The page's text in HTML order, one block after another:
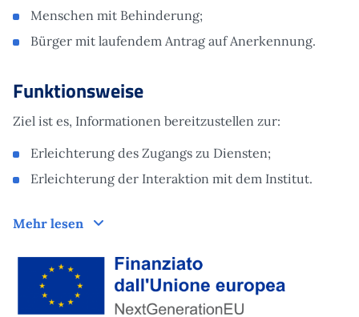
Menschen mit Behinderung;
Bürger mit laufendem Antrag auf Anerkennung.
Funktionsweise
Ziel ist es, Informationen bereitzustellen zur:
Erleichterung des Zugangs zu Diensten;
Erleichterung der Interaktion mit dem Institut.
Mehr lesen Funktionsweise
Finanziato dall'Unione Europea tramite Next Generation EU